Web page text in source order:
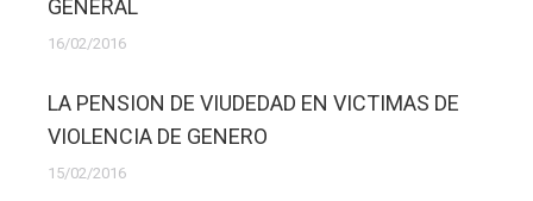
GENERAL
16/02/2016
LA PENSION DE VIUDEDAD EN VICTIMAS DE
VIOLENCIA DE GENERO
15/02/2016